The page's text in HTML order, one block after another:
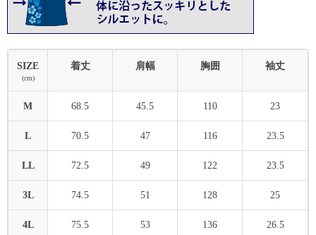
SIZE
(cm)
着丈 肩幅 胸囲 袖丈
M 68.5 45.5 110 23
L 70.5 47 116 23.5
LL 72.5 49 122 23.5
3L 74.5 51 128 25
4L 75.5 53 136 26.5